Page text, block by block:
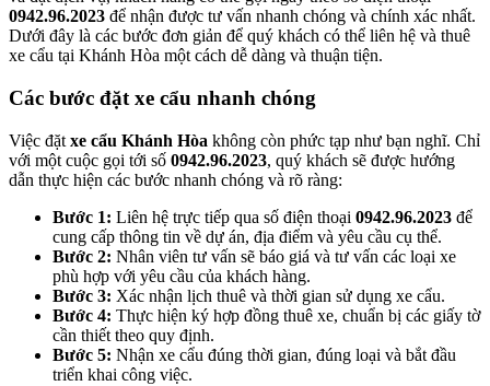
0942.96.2023 để nhận được tư vấn nhanh chóng và chính xác nhất.
Dưới đây là các bước đơn giản để quý khách có thể liên hệ và thuê
xe cẩu tại Khánh Hòa một cách dễ dàng và thuận tiện.
Các bước đặt xe cẩu nhanh chóng
Việc đặt xe cẩu Khánh Hòa không còn phức tạp như bạn nghĩ. Chỉ
với một cuộc gọi tới số 0942.96.2023, quý khách sẽ được hướng
dẫn thực hiện các bước nhanh chóng và rõ ràng:
Bước 1: Liên hệ trực tiếp qua số điện thoại 0942.96.2023 để
cung cấp thông tin về dự án, địa điểm và yêu cầu cụ thể.
Bước 2: Nhân viên tư vấn sẽ báo giá và tư vấn các loại xe
phù hợp với yêu cầu của khách hàng.
Bước 3: Xác nhận lịch thuê và thời gian sử dụng xe cẩu.
Bước 4: Thực hiện ký hợp đồng thuê xe, chuẩn bị các giấy tờ
cần thiết theo quy định.
Bước 5: Nhận xe cẩu đúng thời gian, đúng loại và bắt đầu
triển khai công việc.